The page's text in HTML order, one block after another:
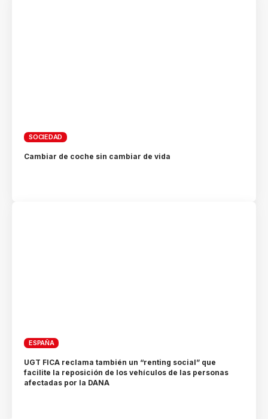
SOCIEDAD
Cambiar de coche sin cambiar de vida
ESPAÑA
UGT FICA reclama también un “renting social” que
facilite la reposición de los vehículos de las personas
afectadas por la DANA